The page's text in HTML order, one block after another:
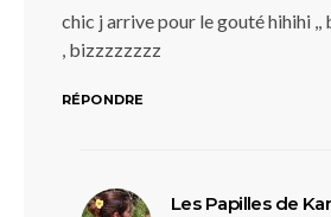
chic j arrive pour le gouté hihihi
, bizzzzzzzz
RÉPONDRE
Les Papilles de